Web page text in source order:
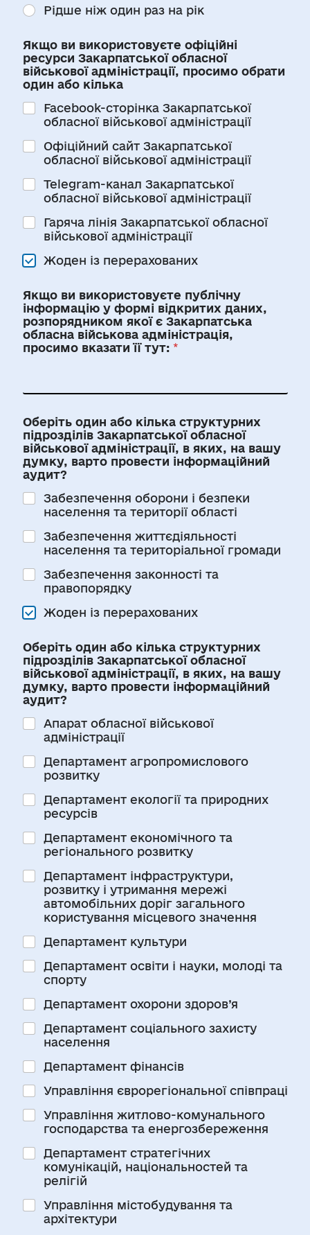
Рідше ніж один раз на рік
Якщо ви використовуєте офіційні
ресурси Закарпатської обласної
військової адміністрації, просимо обрати
один або кілька
Facebook-сторінка Закарпатської
обласної військової адміністрації
Офіційний сайт Закарпатської
обласної військової адміністрації
Telegram-канал Закарпатської
обласної військової адміністрації
Гаряча лінія Закарпатської обласної
військової адміністрації
Жоден із перерахованих
Якщо ви використовуєте публічну
інформацію у формі відкритих даних,
розпорядником якої є Закарпатська
обласна військова адміністрація,
просимо вказати її тут: *
Оберіть один або кілька структурних
підрозділів Закарпатської обласної
військової адміністрації, в яких, на вашу
думку, варто провести інформаційний
аудит?
Забезпечення оборони і безпеки
населення та території області
Забезпечення життєдіяльності
населення та територіальної громади
Забезпечення законності та
правопорядку
Жоден із перерахованих
Оберіть один або кілька структурних
підрозділів Закарпатської обласної
військової адміністрації, в яких, на вашу
думку, варто провести інформаційний
аудит?
Апарат обласної військової
адміністрації
Департамент агропромислового
розвитку
Департамент екології та природних
ресурсів
Департамент економічного та
регіонального розвитку
Департамент інфраструктури,
розвитку і утримання мережі
автомобільних доріг загального
користування місцевого значення
Департамент культури
Департамент освіти і науки, молоді та
спорту
Департамент охорони здоров’я
Департамент соціального захисту
населення
Департамент фінансів
Управління єврорегіональної співпраці
Управління житлово-комунального
господарства та енергозбереження
Департамент стратегічних
комунікацій, національностей та
релігій
Управління містобудування та
архітектури